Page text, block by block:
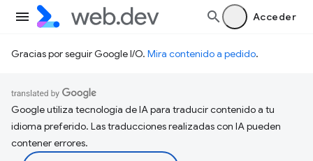
Acceder
Gracias por seguir Google I/O. Mira contenido a pedido.
Google utiliza tecnología de IA para traducir contenido a tu
idioma preferido. Las traducciones realizadas con IA pueden
contener errores.